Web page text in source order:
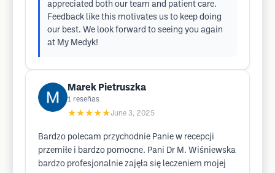
appreciated both our team and patient care.
Feedback like this motivates us to keep doing
our best. We look forward to seeing you again
at My Medyk!
Marek Pietruszka
1 reseñas
★★★★★June 3, 2025
Bardzo polecam przychodnie Panie w recepcji
przemiłe i bardzo pomocne. Pani Dr M. Wiśniewska
bardzo profesjonalnie zajęła się leczeniem mojej